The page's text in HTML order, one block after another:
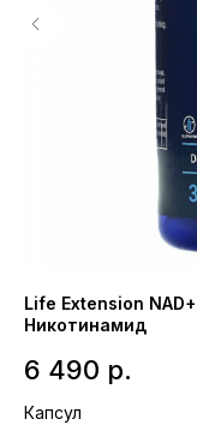
Life Extension
Никотинамид
6 490 р.
Капсул